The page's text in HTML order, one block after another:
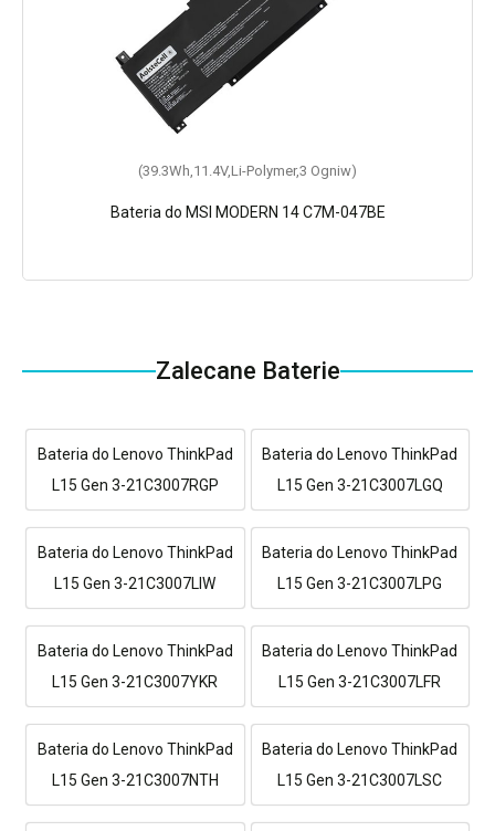
(39.3Wh,11.4V,Li-Polymer,3 Ogniw)
Bateria do MSI MODERN 14 C7M-047BE
Zalecane Baterie
Bateria do Lenovo ThinkPad
L15 Gen 3-21C3007RGP
Bateria do Lenovo ThinkPad
L15 Gen 3-21C3007LGQ
Bateria do Lenovo ThinkPad
L15 Gen 3-21C3007LIW
Bateria do Lenovo ThinkPad
L15 Gen 3-21C3007LPG
Bateria do Lenovo ThinkPad
L15 Gen 3-21C3007YKR
Bateria do Lenovo ThinkPad
L15 Gen 3-21C3007LFR
Bateria do Lenovo ThinkPad
L15 Gen 3-21C3007NTH
Bateria do Lenovo ThinkPad
L15 Gen 3-21C3007LSC